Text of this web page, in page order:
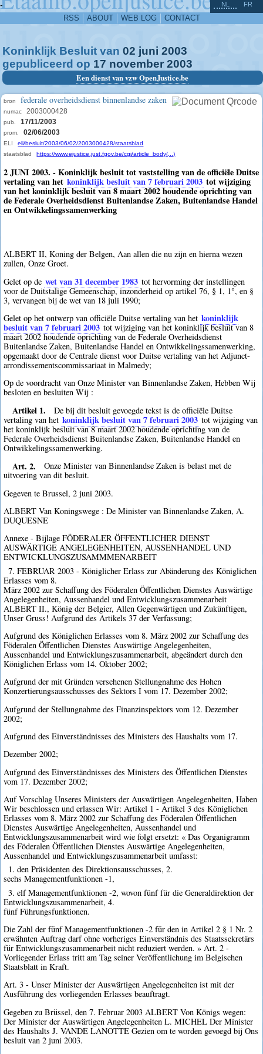
-
RSS ABOUT WEB LOG CONTACT
NL FR
Koninklijk Besluit van 02 juni 2003
gepubliceerd op 17 november 2003
Een dienst van vzw OpenJustice.be
bron federale overheidsdienst binnenlandse zaken
numac 2003000428
pub. 17/11/2003
prom. 02/06/2003
ELI
eli/besluit/2003/06/02/2003000428/staatsblad
staatsblad
https://www.ejustice.just.fgov.be/cgi/article_body(...)
2 JUNI 2003. - Koninklijk besluit tot vaststelling van de officiële Duitse
vertaling van het koninklijk besluit van 7 februari 2003 tot wijziging
van het koninklijk besluit van 8 maart 2002 houdende oprichting van
de Federale Overheidsdienst Buitenlandse Zaken, Buitenlandse Handel
en Ontwikkelingssamenwerking
ALBERT II, Koning der Belgen, Aan allen die nu zijn en hierna wezen
zullen, Onze Groet.
Gelet op de wet van 31 december 1983 tot hervorming der instellingen
voor de Duitstalige Gemeenschap, inzonderheid op artikel 76, § 1, 1°, en §
3, vervangen bij de wet van 18 juli 1990;
Gelet op het ontwerp van officiële Duitse vertaling van het koninklijk
besluit van 7 februari 2003 tot wijziging van het koninklijk besluit van 8
maart 2002 houdende oprichting van de Federale Overheidsdienst
Buitenlandse Zaken, Buitenlandse Handel en Ontwikkelingssamenwerking,
opgemaakt door de Centrale dienst voor Duitse vertaling van het Adjunct-
arrondissementscommissariaat in Malmedy;
Op de voordracht van Onze Minister van Binnenlandse Zaken, Hebben Wij
besloten en besluiten Wij :
Artikel 1.
De bij dit besluit gevoegde tekst is de officiële Duitse
vertaling van het koninklijk besluit van 7 februari 2003 tot wijziging van
het koninklijk besluit van 8 maart 2002 houdende oprichting van de
Federale Overheidsdienst Buitenlandse Zaken, Buitenlandse Handel en
Ontwikkelingssamenwerking.
Art. 2.
Onze Minister van Binnenlandse Zaken is belast met de
uitvoering van dit besluit.
Gegeven te Brussel, 2 juni 2003.
ALBERT Van Koningswege : De Minister van Binnenlandse Zaken, A.
DUQUESNE
Annexe - Bijlage FÖDERALER ÖFFENTLICHER DIENST
AUSWÄRTIGE ANGELEGENHEITEN, AUSSENHANDEL UND
ENTWICKLUNGSZUSAMMMENARBEIT
7. FEBRUAR 2003 - Königlicher Erlass zur Abänderung des Königlichen
Erlasses vom 8.
März 2002 zur Schaffung des Föderalen Öffentlichen Dienstes Auswärtige
Angelegenheiten, Aussenhandel und Entwicklungszusammenarbeit
ALBERT II., König der Belgier, Allen Gegenwärtigen und Zukünftigen,
Unser Gruss! Aufgrund des Artikels 37 der Verfassung;
Aufgrund des Königlichen Erlasses vom 8. März 2002 zur Schaffung des
Föderalen Öffentlichen Dienstes Auswärtige Angelegenheiten,
Aussenhandel und Entwicklungszusammenarbeit, abgeändert durch den
Königlichen Erlass vom 14. Oktober 2002;
Aufgrund der mit Gründen versehenen Stellungnahme des Hohen
Konzertierungsausschusses des Sektors I vom 17. Dezember 2002;
Aufgrund der Stellungnahme des Finanzinspektors vom 12. Dezember
2002;
Aufgrund des Einverständnisses des Ministers des Haushalts vom 17.
Dezember 2002;
Aufgrund des Einverständnisses des Ministers des Öffentlichen Dienstes
vom 17. Dezember 2002;
Auf Vorschlag Unseres Ministers der Auswärtigen Angelegenheiten, Haben
Wir beschlossen und erlassen Wir: Artikel 1 - Artikel 3 des Königlichen
Erlasses vom 8. März 2002 zur Schaffung des Föderalen Öffentlichen
Dienstes Auswärtige Angelegenheiten, Aussenhandel und
Entwicklungszusammenarbeit wird wie folgt ersetzt: « Das Organigramm
des Föderalen Öffentlichen Dienstes Auswärtige Angelegenheiten,
Aussenhandel und Entwicklungszusammenarbeit umfasst:
1. den Präsidenten des Direktionsausschusses, 2.
sechs Managementfunktionen -1,
3. elf Managementfunktionen -2, wovon fünf für die Generaldirektion der
Entwicklungszusammenarbeit, 4.
fünf Führungsfunktionen.
Die Zahl der fünf Managementfunktionen -2 für den in Artikel 2 § 1 Nr. 2
erwähnten Auftrag darf ohne vorheriges Einverständnis des Staatssekretärs
für Entwicklungszusammenarbeit nicht reduziert werden. » Art. 2 -
Vorliegender Erlass tritt am Tag seiner Veröffentlichung im Belgischen
Staatsblatt in Kraft.
Art. 3 - Unser Minister der Auswärtigen Angelegenheiten ist mit der
Ausführung des vorliegenden Erlasses beauftragt.
Gegeben zu Brüssel, den 7. Februar 2003 ALBERT Von Königs wegen:
Der Minister der Auswärtigen Angelegenheiten L. MICHEL Der Minister
des Haushalts J. VANDE LANOTTE Gezien om te worden gevoegd bij Ons
besluit van 2 juni 2003.
^